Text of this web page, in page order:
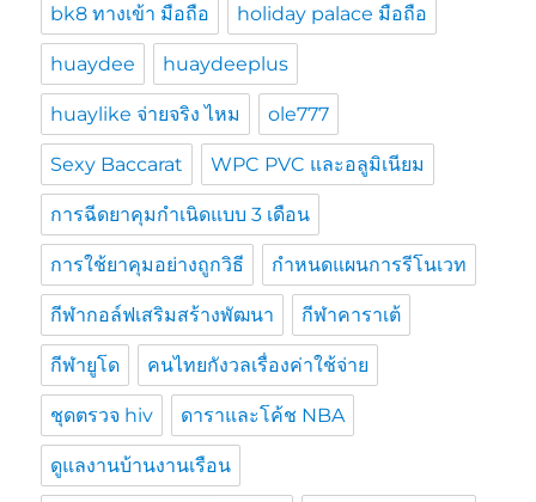
bk8 ทางเข้า มือถือ holiday palace มือถือ
huaydee huaydeeplus
huaylike จ่ายจริง ไหม ole777
Sexy Baccarat WPC PVC และอลูมิเนียม
การฉีดยาคุมกำเนิดแบบ 3 เดือน
การใช้ยาคุมอย่างถูกวิธี กำหนดแผนการรีโนเวท
กีฬากอล์ฟเสริมสร้างพัฒนา กีฬาคาราเต้
กีฬายูโด คนไทยกังวลเรื่องค่าใช้จ่าย
ชุดตรวจ hiv ดาราและโค้ช NBA
ดูแลงานบ้านงานเรือน